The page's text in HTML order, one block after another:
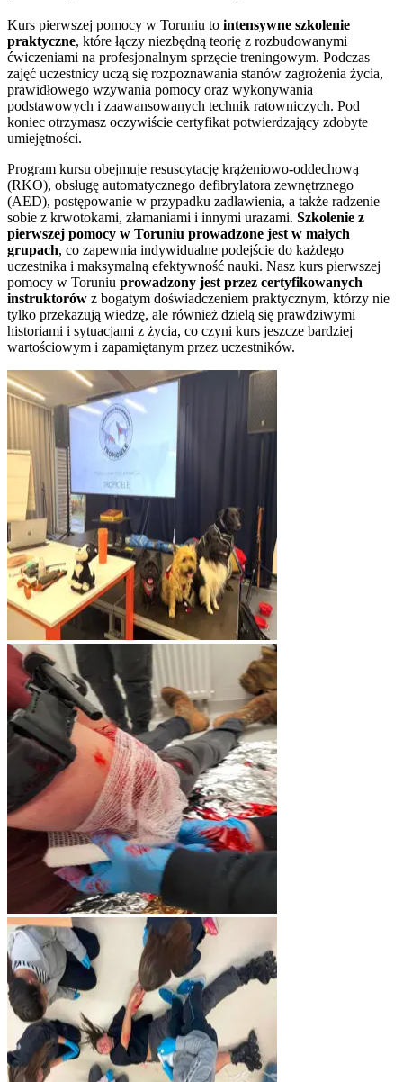
Kurs pierwszej pomocy w Toruniu to intensywne szkolenie
praktyczne, które łączy niezbędną teorię z rozbudowanymi
ćwiczeniami na profesjonalnym sprzęcie treningowym. Podczas
zajęć uczestnicy uczą się rozpoznawania stanów zagrożenia życia,
prawidłowego wzywania pomocy oraz wykonywania
podstawowych i zaawansowanych technik ratowniczych. Pod
koniec otrzymasz oczywiście certyfikat potwierdzający zdobyte
umiejętności.
Program kursu obejmuje resuscytację krążeniowo-oddechową
(RKO), obsługę automatycznego defibrylatora zewnętrznego
(AED), postępowanie w przypadku zadławienia, a także radzenie
sobie z krwotokami, złamaniami i innymi urazami. Szkolenie z
pierwszej pomocy w Toruniu prowadzone jest w małych
grupach, co zapewnia indywidualne podejście do każdego
uczestnika i maksymalną efektywność nauki. Nasz kurs pierwszej
pomocy w Toruniu prowadzony jest przez certyfikowanych
instruktorów z bogatym doświadczeniem praktycznym, którzy nie
tylko przekazują wiedzę, ale również dzielą się prawdziwymi
historiami i sytuacjami z życia, co czyni kurs jeszcze bardziej
wartościowym i zapamiętanym przez uczestników.